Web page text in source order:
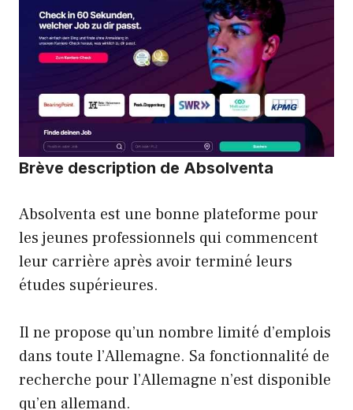
Brève description de Absolventa
Absolventa est une bonne plateforme pour
les jeunes professionnels qui commencent
leur carrière après avoir terminé leurs
études supérieures.
Il ne propose qu’un nombre limité d’emplois
dans toute l’Allemagne. Sa fonctionnalité de
recherche pour l’Allemagne n’est disponible
qu’en allemand.